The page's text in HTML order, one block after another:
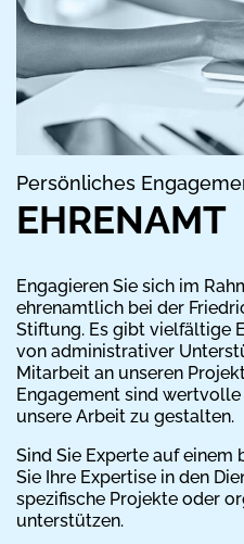
EHRENAMT
Persönliches
Engagieren Sie sich im
ehrenamtlich bei der
Stiftung. Es gibt vielfältige
von administrativer
Mitarbeit an unseren
Engagement sind wertvolle
unsere Arbeit zu gestalten.
Sind Sie Experte auf
Sie Ihre Expertise in den
spezifische Projekte oder
unterstützen.